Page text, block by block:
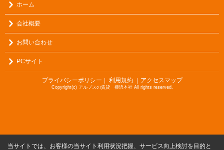
ホーム
会社概要
お問い合わせ
PCサイト
プライバシーポリシー ｜ 利用規約 ｜アクセスマップ
Copyright(c) アルプスの賃貸 横浜本社 All rights reserved.
当サイトでは、お客様の当サイト利用状況把握、サービス向上検討を目的と